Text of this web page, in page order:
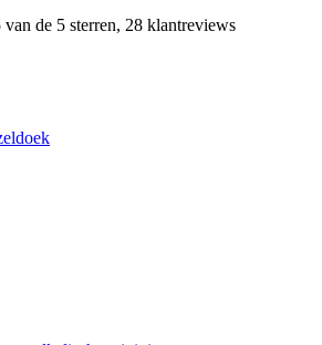
de 5 sterren, 28 klantreviews